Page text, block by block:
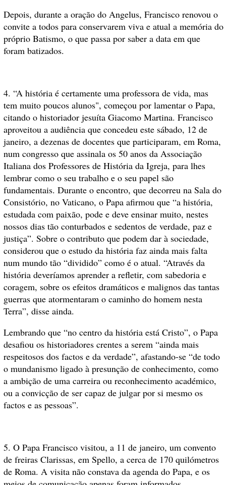
Depois, durante a oração do Angelus, Francisco renovou o
convite a todos para conservarem viva e atual a memória do
próprio Batismo, o que passa por saber a data em que
foram batizados.
4. “A história é certamente uma professora de vida, mas
tem muito poucos alunos", começou por lamentar o Papa,
citando o historiador jesuíta Giacomo Martina. Francisco
aproveitou a audiência que concedeu este sábado, 12 de
janeiro, a dezenas de docentes que participaram, em Roma,
num congresso que assinala os 50 anos da Associação
Italiana dos Professores de História da Igreja, para lhes
lembrar como o seu trabalho e o seu papel são
fundamentais. Durante o encontro, que decorreu na Sala do
Consistório, no Vaticano, o Papa afirmou que “a história,
estudada com paixão, pode e deve ensinar muito, nestes
nossos dias tão conturbados e sedentos de verdade, paz e
justiça”. Sobre o contributo que podem dar à sociedade,
considerou que o estudo da história faz ainda mais falta
num mundo tão “dividido” como é o atual. “Através da
história deveríamos aprender a refletir, com sabedoria e
coragem, sobre os efeitos dramáticos e malignos das tantas
guerras que atormentaram o caminho do homem nesta
Terra”, disse ainda.
Lembrando que “no centro da história está Cristo”, o Papa
desafiou os historiadores crentes a serem “ainda mais
respeitosos dos factos e da verdade”, afastando-se “de todo
o mundanismo ligado à presunção de conhecimento, como
a ambição de uma carreira ou reconhecimento académico,
ou a convicção de ser capaz de julgar por si mesmo os
factos e as pessoas”.
5. O Papa Francisco visitou, a 11 de janeiro, um convento
de freiras Clarissas, em Spello, a cerca de 170 quilómetros
de Roma. A visita não constava da agenda do Papa, e os